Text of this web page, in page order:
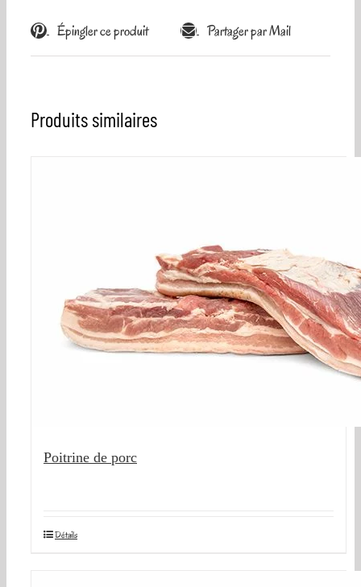
Épingler ce produit Partager par Mail
Produits similaires
Poitrine de porc
Détails